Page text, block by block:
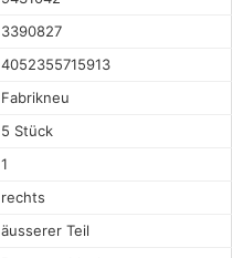
3390827
4052355715913
Fabrikneu
5 Stück
1
rechts
äusserer Teil